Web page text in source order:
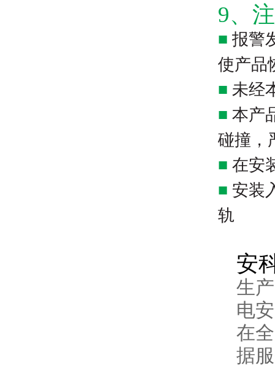
9、
■ 报警
使产品
■ 未经
■ 本产
碰撞，
■ 在安
■ 安装
轨
安
生
电
在
据